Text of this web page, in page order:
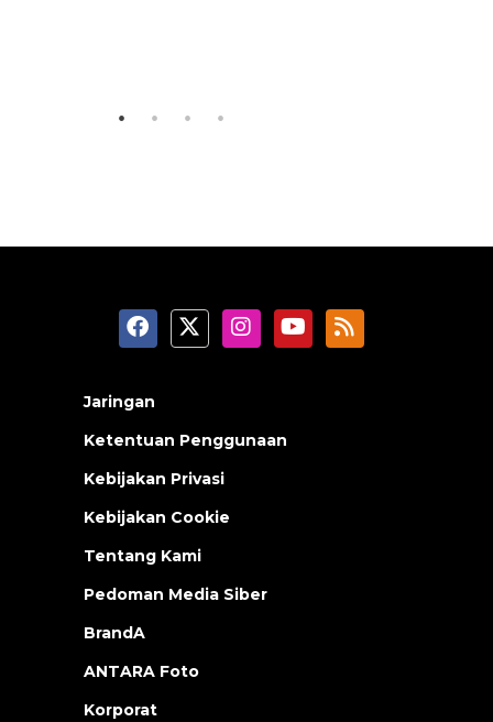
Jaringan
Ketentuan Penggunaan
Kebijakan Privasi
Kebijakan Cookie
Tentang Kami
Pedoman Media Siber
BrandA
ANTARA Foto
Korporat